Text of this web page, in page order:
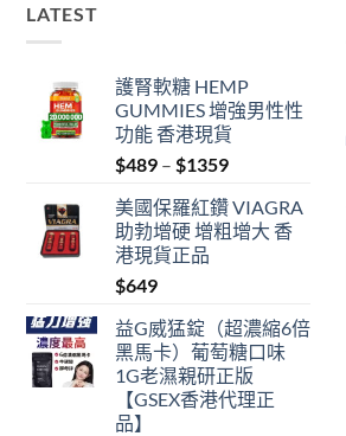
LATEST
護腎軟糖 HEMP
GUMMIES 增強男性性
功能 香港現貨
$489 – $1359Price
$489
through
美國保羅紅鑽 VIAGRA
助勃增硬 增粗增大 香
港現貨正品
$649
益G威猛錠（超濃縮6倍
黑馬卡）葡萄糖口味
1G老濕親研正版
【GSEX香港代理正
品】